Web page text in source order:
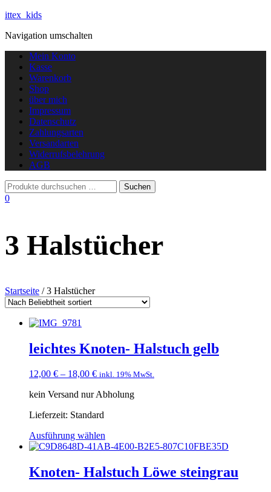
ittex_kids
Navigation umschalten
Mein Konto
Kasse
Warenkorb
Shop
über mich
Impressum
Datenschutz
Zahlungsarten
Versandarten
Widerrufsbelehrung
AGB
0
3 Halstücher
Startseite / 3 Halstücher
leichtes Knoten- Halstuch gelb
12,00 € – 18,00 € inkl. 19% MwSt.
kein Versand nur Abholung
Lieferzeit: Standard
Ausführung wählen
Knoten- Halstuch Löwe steingrau